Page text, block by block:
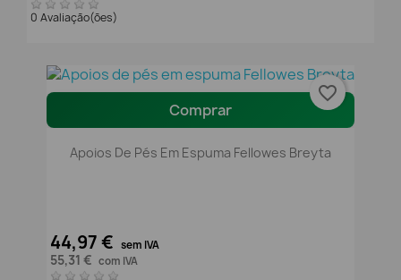
0 Avaliação(ões)
Comprar
Apoios De Pés Em Espuma Fellowes Breyta
44,97 € sem IVA
55,31 € com IVA
favorite_border